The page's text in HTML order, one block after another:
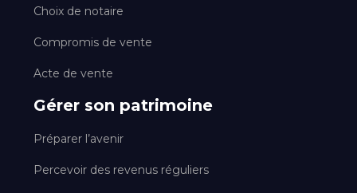
Choix de notaire
Compromis de vente
Acte de vente
Gérer son patrimoine
Préparer l’avenir
Percevoir des revenus réguliers